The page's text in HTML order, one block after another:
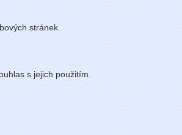
stránek.
s jejich použitím.